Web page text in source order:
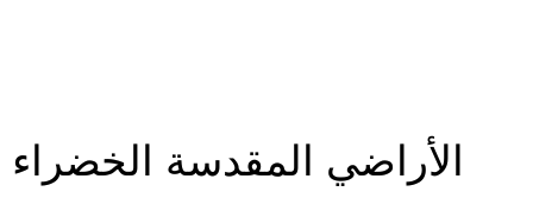
الأراضي المقدسة الخضراء